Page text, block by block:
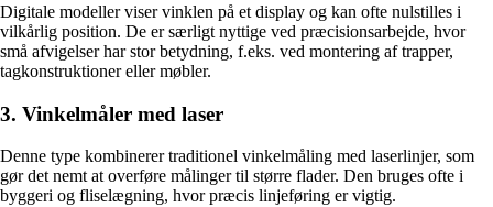
Digitale modeller viser vinklen på et display og kan ofte nulstilles i
vilkårlig position. De er særligt nyttige ved præcisionsarbejde, hvor
små afvigelser har stor betydning, f.eks. ved montering af trapper,
tagkonstruktioner eller møbler.
3. Vinkelmåler med laser
Denne type kombinerer traditionel vinkelmåling med laserlinjer, som
gør det nemt at overføre målinger til større flader. Den bruges ofte i
byggeri og fliselægning, hvor præcis linjeføring er vigtig.